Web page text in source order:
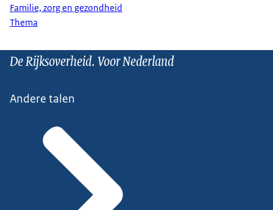
Familie, zorg en gezondheid
Thema
De Rijksoverheid. Voor Nederland
Andere talen